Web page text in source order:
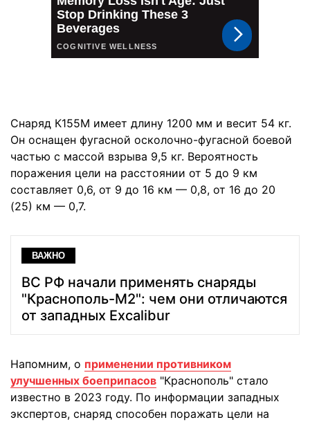
Снаряд К155М имеет длину 1200 мм и весит 54 кг.
Он оснащен фугасной осколочно-фугасной боевой
частью с массой взрыва 9,5 кг. Вероятность
поражения цели на расстоянии от 5 до 9 км
составляет 0,6, от 9 до 16 км — 0,8, от 16 до 20
(25) км — 0,7.
ВАЖНО
ВС РФ начали применять снаряды
"Краснополь-М2": чем они отличаются
от западных Excalibur
Напомним, о применении противником
улучшенных боеприпасов "Краснополь" стало
известно в 2023 году. По информации западных
экспертов, снаряд способен поражать цели на